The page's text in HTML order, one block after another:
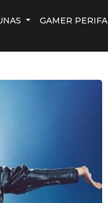
GAMER PERIFA